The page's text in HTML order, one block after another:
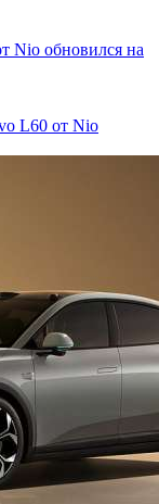
Nio обновился на
L60 от Nio